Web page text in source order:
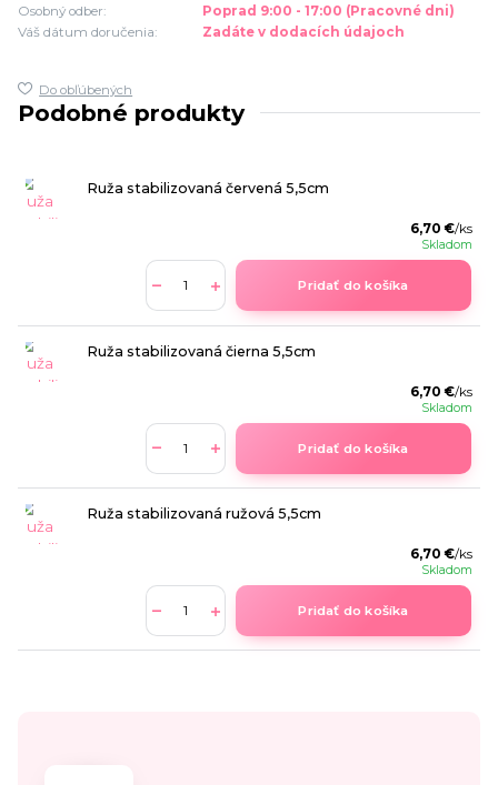
Osobný odber:
Poprad 9:00 - 17:00 (Pracovné dni)
Váš dátum doručenia:
Zadáte v dodacích údajoch
Do obľúbených
Podobné produkty
Ruža stabilizovaná červená 5,5cm
6,70 €/ks
Skladom
Pridať do košíka
Ruža stabilizovaná čierna 5,5cm
6,70 €/ks
Skladom
Pridať do košíka
Ruža stabilizovaná ružová 5,5cm
6,70 €/ks
Skladom
Pridať do košíka